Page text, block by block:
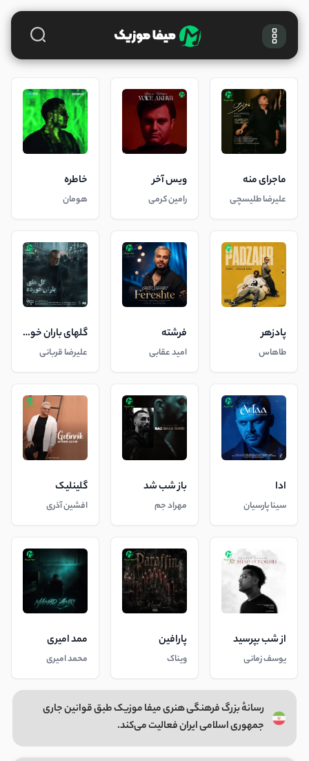
ماجرای منه
علیرضا طلیسچی
ویس آخر
رامین کرمی
خاطره
هومان
پادزهر
طاهاس
فرشته
امید عقابی
گلهای باران خورده
علیرضا قربانی
ادا
سینا پارسیان
باز شب شد
مهراد جم
گلینلیک
افشین آذری
از شب بپرسید
یوسف زمانی
پارافین
ویناک
ممد امیری
محمد امیری
رسانهٔ بزرگ فرهنگی هنری میفا موزیک طبق قوانین جاری
جمهوری اسلامی ایران فعالیت می‌کند.